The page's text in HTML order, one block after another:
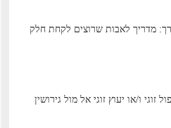
מדריך לאבות שרוצים לקחת חלק
ו/או יעוץ זוגי אל מול גירושין